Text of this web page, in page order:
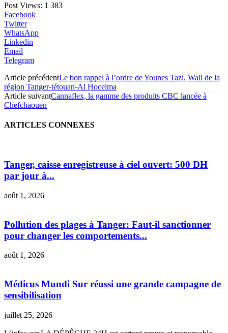
Post Views: 1 383
Facebook
Twitter
WhatsApp
Linkedin
Email
Telegram
Article précédentLe bon rappel à l’ordre de Younes Tazi, Wali de la
région Tanger-tétouan-Al Hoceima
Article suivantCannaflex, la gamme des produits CBC lancée à
Chefchaouen
ARTICLES CONNEXES
Tanger, caisse enregistreuse à ciel ouvert: 500 DH
par jour à...
août 1, 2026
Pollution des plages à Tanger: Faut-il sanctionner
pour changer les comportements...
août 1, 2026
Médicus Mundi Sur réussi une grande campagne de
sensibilisation
juillet 25, 2026